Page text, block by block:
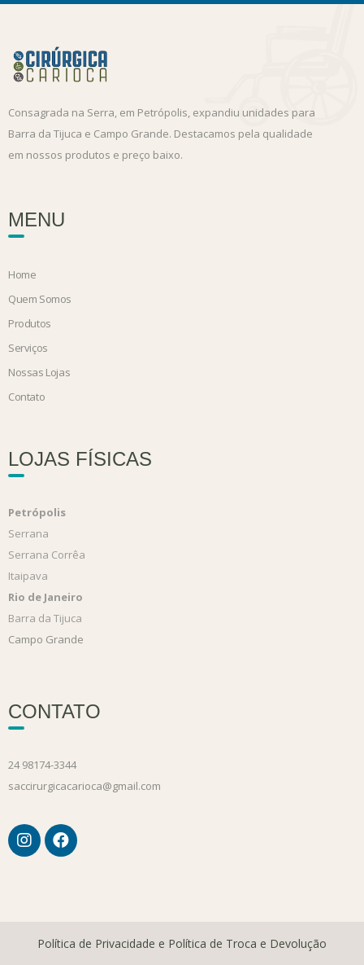
Consagrada na Serra, em Petrópolis, expandiu unidades para
Barra da Tijuca e Campo Grande. Destacamos pela qualidade
em nossos produtos e preço baixo.
MENU
Home
Quem Somos
Produtos
Serviços
Nossas Lojas
Contato
LOJAS FÍSICAS
Petrópolis
Serrana
Serrana Corrêa
Itaipava
Rio de Janeiro
Barra da Tijuca
Campo Grande
CONTATO
24 98174-3344
saccirurgicacarioca@gmail.com
Política de Privacidade e Política de Troca e Devolução